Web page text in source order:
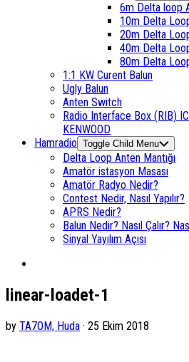
6m Delta loop
10m Delta
20m Delta
40m Delta
80m Delta
1:1 KW Curent Balun
Ugly Balun
Anten Switch
Radio Interface Box (RIB)
KENWOOD
Hamradio Toggle Child Menu
Delta Loop Anten Mantığı
Amatör istasyon Masası
Amatör Radyo Nedir?
Contest Nedir, Nasıl Yapılır?
APRS Nedir?
Balun Nedir? Nasıl Çalır?
Sinyal Yayılım Açısı
linear-loadet-1
by TA7OM, Huda · 25 Ekim 2018